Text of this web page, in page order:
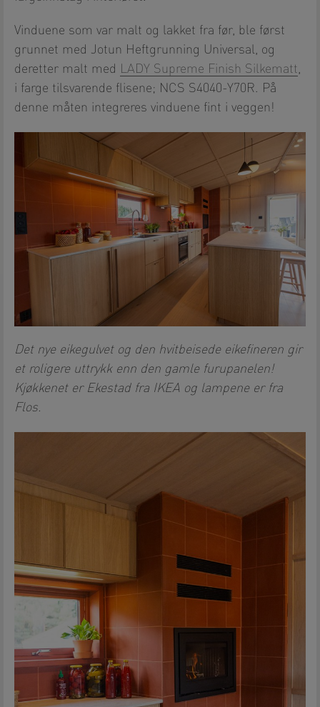
Vinduene som var malt og lakket fra før, ble først
grunnet med Jotun Heftgrunning Universal, og
deretter malt med
LADY Supreme Finish Silkematt,
i farge tilsvarende flisene; NCS S4040-Y70R. På
denne måten integreres vinduene fint i veggen!
Det nye eikegulvet og den hvitbeisede eikefineren gir
et roligere uttrykk enn den gamle furupanelen!
Kjøkkenet er Ekestad fra IKEA og lampene er fra
Flos.